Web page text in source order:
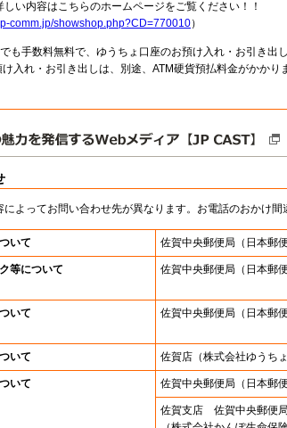
い内容はこちらのホームページをご覧ください！！
comm.jp/showshop.php?CD=770010）
も手数料無料で、ゆうちょ口座のお預け入れ・お引き出
入れ・お引き出しは、別途、ATM硬貨預払料金がかかり
よってお問い合わせ先が異なります。お電話のおかけ間
いて 佐賀中央郵便局 （日本郵
等について 佐賀中央郵便局 （日本郵
いて 佐賀中央郵便局 （日本郵
いて 佐賀店 （株式会社ゆうち
いて 佐賀中央郵便局 （日本郵
佐賀支店 佐賀中央郵便